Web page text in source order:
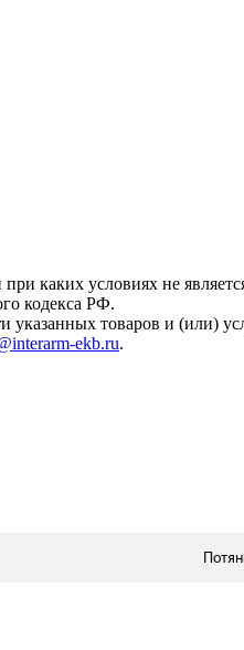
каких условиях не
кодекса РФ.
товаров и (или)
ekb.ru.